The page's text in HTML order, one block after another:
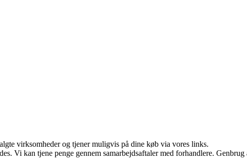
virksomheder og tjener muligvis på dine køb via vores links.
Vi kan tjene penge gennem samarbejdsaftaler med forhandlere.